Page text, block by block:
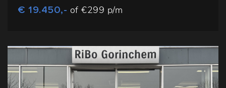
€ 19.450,- of €299 p/m